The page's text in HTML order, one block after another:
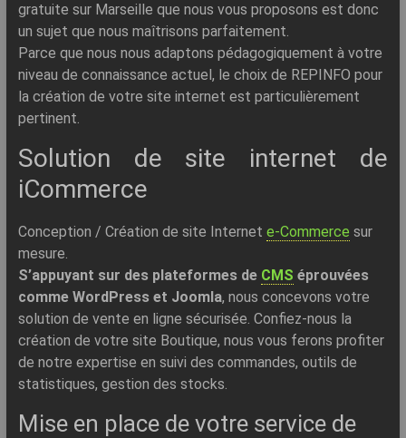
gratuite sur Marseille que nous vous proposons est donc
un sujet que nous maîtrisons parfaitement.
Parce que nous nous adaptons pédagogiquement à votre
niveau de connaissance actuel, le choix de REPINFO pour
la création de votre site internet est particulièrement
pertinent.
Solution de site internet de
iCommerce
Conception / Création de site Internet e-Commerce sur
mesure.
S’appuyant sur des plateformes de CMS éprouvées
comme WordPress et Joomla, nous concevons votre
solution de vente en ligne sécurisée. Confiez-nous la
création de votre site Boutique, nous vous ferons profiter
de notre expertise en suivi des commandes, outils de
statistiques, gestion des stocks.
Mise en place de votre service de